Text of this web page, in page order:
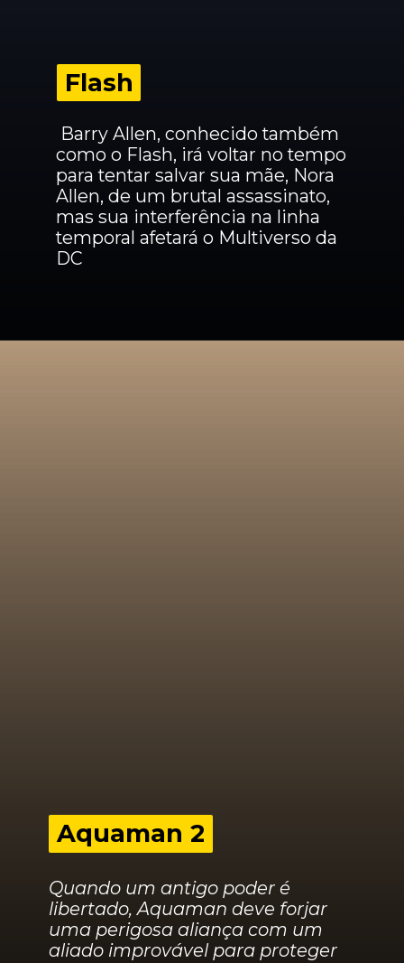
Flash
Flash
Barry Allen, conhecido também
como o Flash, irá voltar no tempo
para tentar salvar sua mãe, Nora
Allen, de um brutal assassinato,
mas sua interferência na linha
temporal afetará o Multiverso da
DC
Aquaman 2
Aquaman 2
Quando um antigo poder é
libertado, Aquaman deve forjar
uma perigosa aliança com um
aliado improvável para proteger